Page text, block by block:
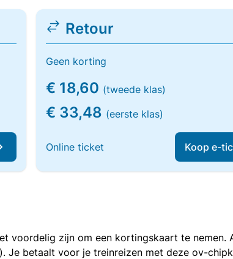
Retour
Geen korting
€ 18,60 (tweede klas)
€ 33,48 (eerste klas)
Online ticket Koop e-
voordelig zijn om een kortingskaart te
Je betaalt voor je treinreizen met deze ov-